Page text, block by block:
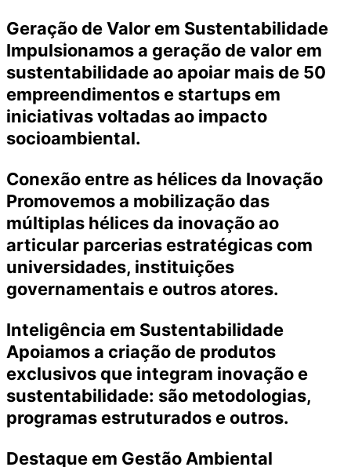
Geração de Valor em Sustentabilidade
Impulsionamos a geração de valor em
sustentabilidade ao apoiar mais de 50
empreendimentos e startups em
iniciativas voltadas ao impacto
socioambiental.
Conexão entre as hélices da Inovação
Promovemos a mobilização das
múltiplas hélices da inovação ao
articular parcerias estratégicas com
universidades, instituições
governamentais e outros atores.
Inteligência em Sustentabilidade
Apoiamos a criação de produtos
exclusivos que integram inovação e
sustentabilidade: são metodologias,
programas estruturados e outros.
Destaque em Gestão Ambiental